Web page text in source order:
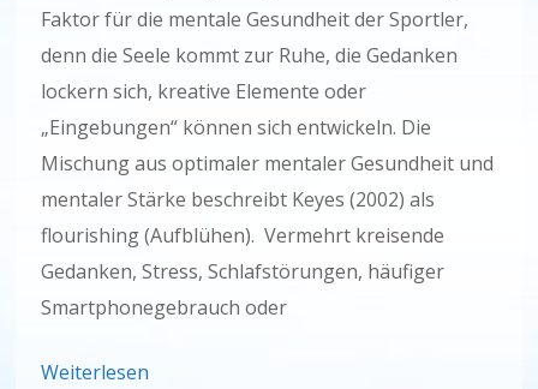
Faktor für die mentale Gesundheit der Sportler,
denn die Seele kommt zur Ruhe, die Gedanken
lockern sich, kreative Elemente oder
„Eingebungen“ können sich entwickeln. Die
Mischung aus optimaler mentaler Gesundheit und
mentaler Stärke beschreibt Keyes (2002) als
flourishing (Aufblühen). Vermehrt kreisende
Gedanken, Stress, Schlafstörungen, häufiger
Smartphonegebrauch oder
Weiterlesen